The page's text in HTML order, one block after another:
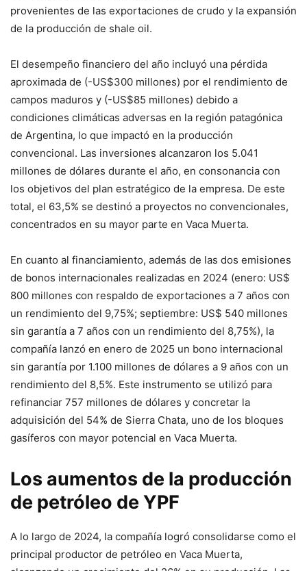
provenientes de las exportaciones de crudo y la expansión
de la producción de shale oil.
El desempeño financiero del año incluyó una pérdida
aproximada de (-US$300 millones) por el rendimiento de
campos maduros y (-US$85 millones) debido a
condiciones climáticas adversas en la región patagónica
de Argentina, lo que impactó en la producción
convencional. Las inversiones alcanzaron los 5.041
millones de dólares durante el año, en consonancia con
los objetivos del plan estratégico de la empresa. De este
total, el 63,5% se destinó a proyectos no convencionales,
concentrados en su mayor parte en Vaca Muerta.
En cuanto al financiamiento, además de las dos emisiones
de bonos internacionales realizadas en 2024 (enero: US$
800 millones con respaldo de exportaciones a 7 años con
un rendimiento del 9,75%; septiembre: US$ 540 millones
sin garantía a 7 años con un rendimiento del 8,75%), la
compañía lanzó en enero de 2025 un bono internacional
sin garantía por 1.100 millones de dólares a 9 años con un
rendimiento del 8,5%. Este instrumento se utilizó para
refinanciar 757 millones de dólares y concretar la
adquisición del 54% de Sierra Chata, uno de los bloques
gasíferos con mayor potencial en Vaca Muerta.
Los aumentos de la producción
de petróleo de YPF
A lo largo de 2024, la compañía logró consolidarse como el
principal productor de petróleo en Vaca Muerta,